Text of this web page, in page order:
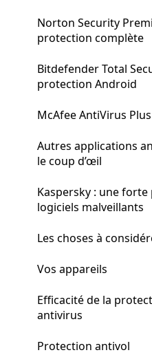
Norton Security
protection complète
Bitdefender Total
protection Android
McAfee AntiVirus
Autres applications
le coup d’œil
Kaspersky : une
logiciels malveillants
Les choses à
Vos appareils
Efficacité de la
antivirus
Protection antivol